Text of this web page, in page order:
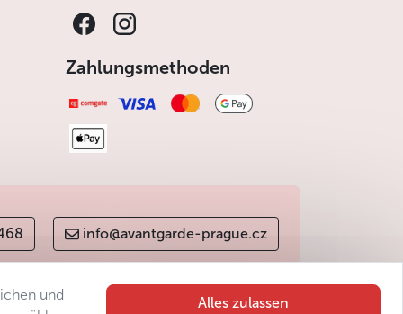
Zahlungsmethoden
info@avantgarde-prague.cz
und
Alles zulassen